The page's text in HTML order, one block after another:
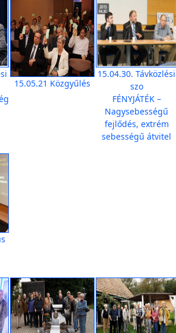
15.05.21 Közgyűlés
15.04.30. Távközlési
szo
FÉNYJÁTÉK –
Nagysebességű
fejlődés, extrém
sebességű átvitel